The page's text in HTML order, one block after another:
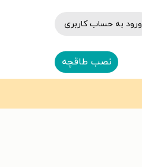
ورود به حساب کاربری
نصب طاقچه